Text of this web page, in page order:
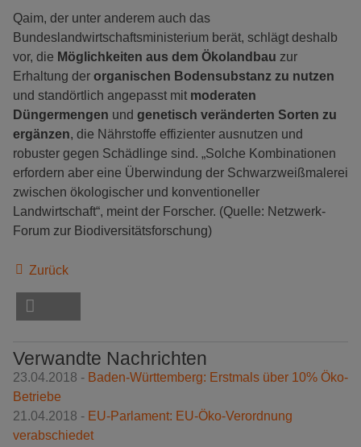
Qaim, der unter anderem auch das
Bundeslandwirtschaftsministerium berät, schlägt deshalb
vor, die Möglichkeiten aus dem Ökolandbau zur
Erhaltung der organischen Bodensubstanz zu nutzen
und standörtlich angepasst mit moderaten
Düngermengen und genetisch veränderten Sorten zu
ergänzen, die Nährstoffe effizienter ausnutzen und
robuster gegen Schädlinge sind. „Solche Kombinationen
erfordern aber eine Überwindung der Schwarzweißmalerei
zwischen ökologischer und konventioneller
Landwirtschaft“, meint der Forscher. (Quelle: Netzwerk-
Forum zur Biodiversitätsforschung)
Zurück
Verwandte Nachrichten
23.04.2018 - Baden-Württemberg: Erstmals über 10% Öko-
Betriebe
21.04.2018 - EU-Parlament: EU-Öko-Verordnung
verabschiedet